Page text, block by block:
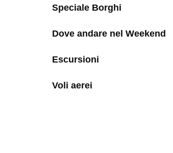
Speciale Borghi
Dove andare nel Weekend
Escursioni
Voli aerei